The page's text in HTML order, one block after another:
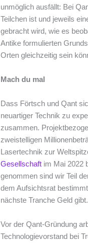
unmöglich ausfällt: Bei
Teilchen ist und jeweils
gebracht wird, wie es
Antike formulierten
Orten gleichzeitig sein
Mach du mal
Dass Förtsch und Qant
neuartiger Technik zu
zusammen.
zweistelligen
Lasertechnik zur
Gesellschaft im Mai 2022
genommen sind wir Teil
dem Aufsichtsrat
nächste Tranche Geld
Vor der Qant-Gründung
Technologievorstand bei